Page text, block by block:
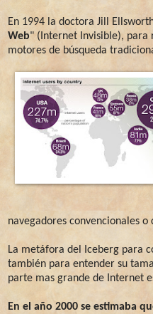
En 1994 la doctora Jill
Web" (Internet Invisible),
motores de búsqueda
navegadores convencionales o
La metáfora del Iceberg para
también para entender su
parte mas grande de Internet
En el año 2000 se estimaba